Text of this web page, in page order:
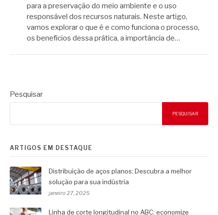
para a preservação do meio ambiente e o uso
responsável dos recursos naturais. Neste artigo,
vamos explorar o que é e como funciona o processo,
os benefícios dessa prática, a importância de…
Pesquisar
PESQUISAR
ARTIGOS EM DESTAQUE
Distribuição de aços planos: Descubra a melhor
solução para sua indústria
janeiro 27, 2025
Linha de corte longitudinal no ABC: economize